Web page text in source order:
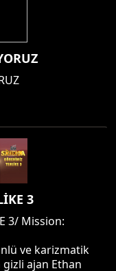
3
3/ Mission:
ve karizmatik
ajan Ethan